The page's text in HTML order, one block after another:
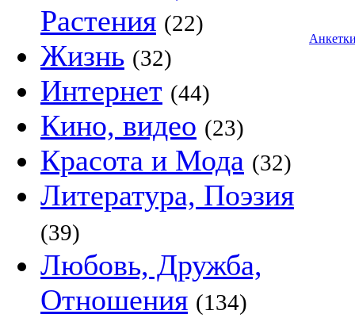
Растения (22)
Жизнь (32)
Интернет (44)
Кино, видео (23)
Красота и Мода (32)
Литература, Поэзия
(39)
Любовь, Дружба,
Отношения (134)